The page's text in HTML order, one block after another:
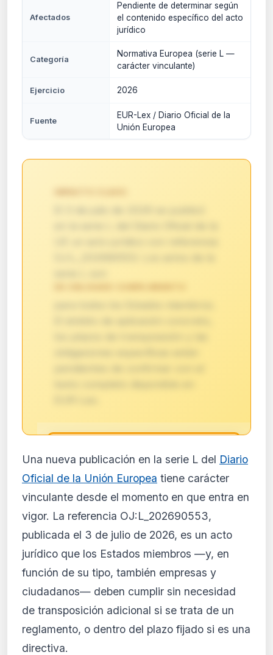
Afectados
Pendiente de determinar según
el contenido específico del acto
jurídico
Categoría
Normativa Europea (serie L —
carácter vinculante)
Ejercicio 2026
Fuente
EUR-Lex / Diario Oficial de la
Unión Europea
🔒
Análisis de impacto reservado
para suscriptores
El análisis detallado del impacto de esta
normativa está disponible con los planes
completo y recibe alertas personalizadas.
Ver planes
Crear mi cuenta
Desde 9,99 €/mes · Cancela cuando quieras
Una nueva publicación en la serie L del Diario
Oficial de la Unión Europea tiene carácter
vinculante desde el momento en que entra en
vigor. La referencia OJ:L_202690553,
publicada el 3 de julio de 2026, es un acto
jurídico que los Estados miembros —y, en
función de su tipo, también empresas y
ciudadanos— deben cumplir sin necesidad
de transposición adicional si se trata de un
reglamento, o dentro del plazo fijado si es una
directiva.